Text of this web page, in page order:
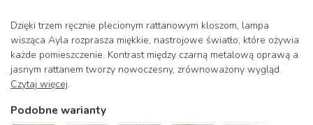
Dzięki trzem ręcznie plecionym rattanowym kloszom, lampa
wisząca Ayla rozprasza miękkie, nastrojowe światło, które ożywia
każde pomieszczenie. Kontrast między czarną metalową oprawą a
jasnym rattanem tworzy nowoczesny, zrównoważony wygląd.
Czytaj więcej.
Podobne warianty